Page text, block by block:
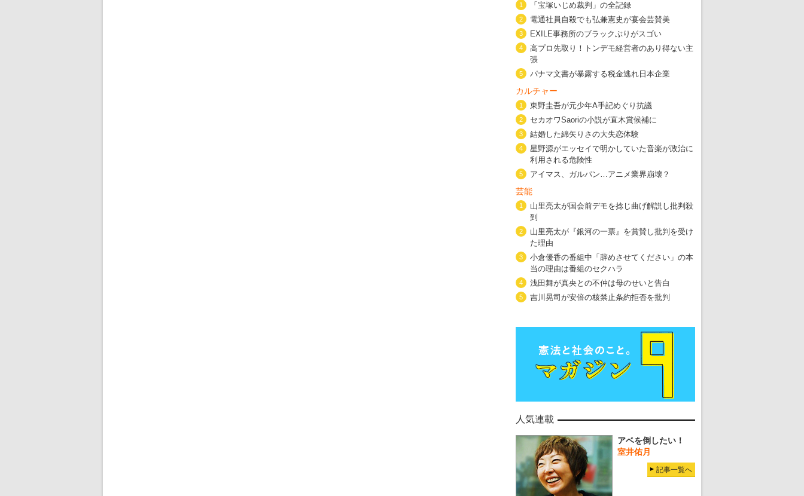
1 「宝塚いじめ裁判」の全記録
2 電通社員自殺でも弘兼憲史が宴会芸賛美
3 EXILE事務所のブラックぶりがスゴい
4
高プロ先取り！トンデモ経営者のあり得ない主
張
5 パナマ文書が暴露する税金逃れ日本企業
カルチャー
1 東野圭吾が元少年A手記めぐり抗議
2 セカオワSaoriの小説が直木賞候補に
3 結婚した綿矢りさの大失恋体験
4
星野源がエッセイで明かしていた音楽が政治に
利用される危険性
5 アイマス、ガルパン…アニメ業界崩壊？
芸能
1
山里亮太が国会前デモを捻じ曲げ解説し批判殺
到
2
山里亮太が『銀河の一票』を賞賛し批判を受け
た理由
3
小倉優香の番組中「辞めさせてください」の本
当の理由は番組のセクハラ
4 浅田舞が真央との不仲は母のせいと告白
5 吉川晃司が安倍の核禁止条約拒否を批判
人気連載
アベを倒したい！
室井佑月
記事一覧へ